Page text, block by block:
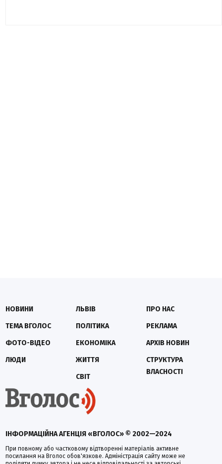
ІНФОРМАЦІЙНА АГЕНЦІЯ «ВГОЛОС» © 2002—2024
При повному або частковому відтворенні матеріалів активне
посилання на Вголос обов'язкове. Адміністрація сайту може не
НОВИНИ
ТЕМА ВГОЛОС
ФОТО-ВІДЕО
ЛЮДИ
ЛЬВІВ
ПОЛІТИКА
ЕКОНОМІКА
ЖИТТЯ
СВІТ
ПРО НАС
РЕКЛАМА
АРХІВ НОВИН
СТРУКТУРА
ВЛАСНОСТІ